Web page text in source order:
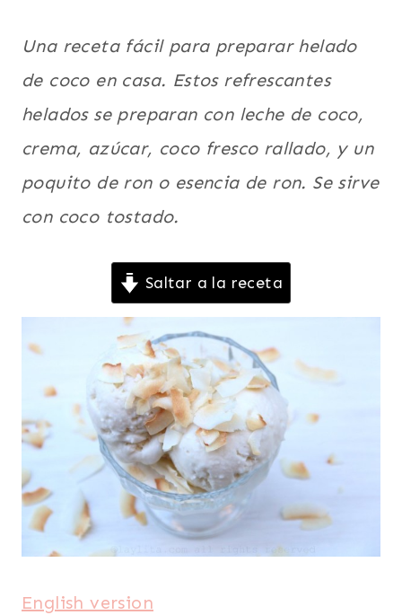
|
FÁCILES
FRUTAS
HELADOS
PALETAS
PARA
POSTRES
|
SUDAMERICA
|
VEGETARIANA
Una receta fácil para preparar helado
de coco en casa. Estos refrescantes
helados se preparan con leche de coco,
crema, azúcar, coco fresco rallado, y un
poquito de ron o esencia de ron. Se sirve
con coco tostado.
Saltar a la receta
English version